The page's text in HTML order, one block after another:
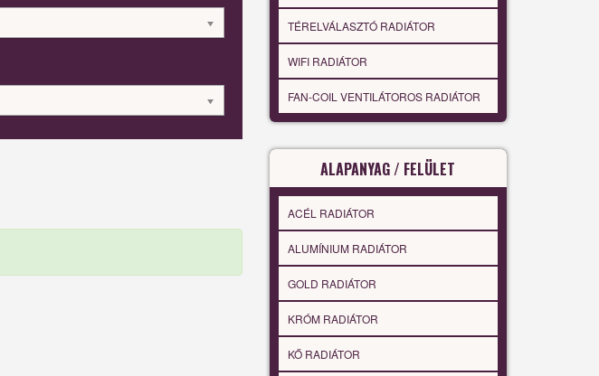
TÉRELVÁLASZTÓ RADIÁTOR
WIFI RADIÁTOR
FAN-COIL VENTILÁTOROS RADIÁTOR
ALAPANYAG / FELÜLET
ACÉL RADIÁTOR
ALUMÍNIUM RADIÁTOR
GOLD RADIÁTOR
KRÓM RADIÁTOR
KŐ RADIÁTOR